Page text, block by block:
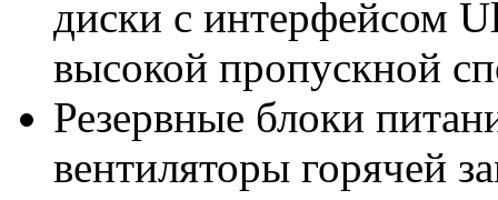
диски с интерфейсом
высокой пропускной
Резервные блоки
вентиляторы горячей